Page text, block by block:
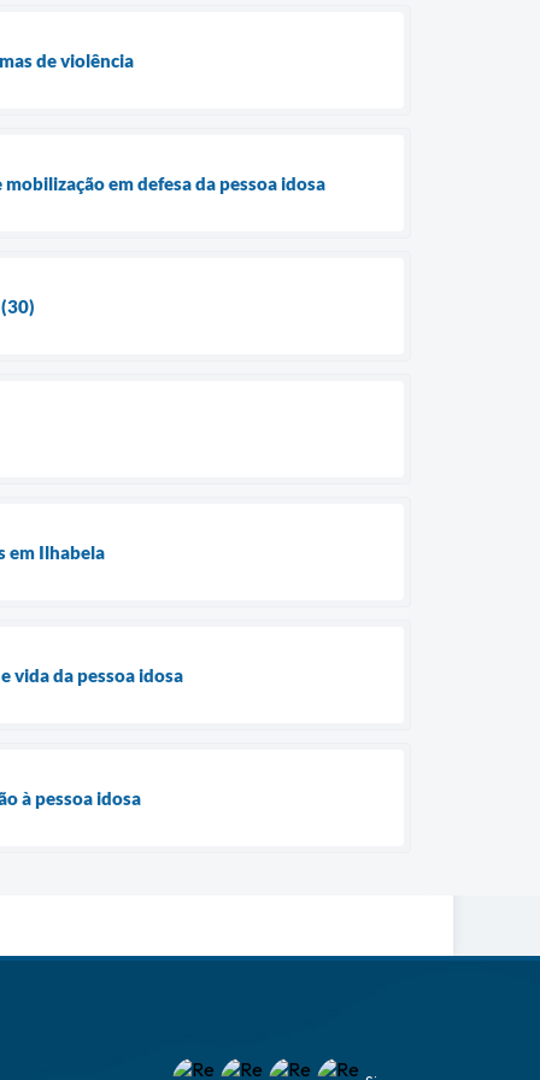
de violência
em defesa da pessoa idosa
em Ilhabela
vida da pessoa idosa
à pessoa idosa